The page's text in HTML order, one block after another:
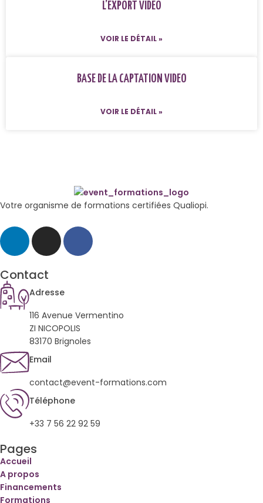
L’EXPORT VIDEO
VOIR LE DÉTAIL »
BASE DE LA CAPTATION VIDEO
VOIR LE DÉTAIL »
Votre organisme de formations certifiées Qualiopi.
Contact
Adresse
116 Avenue Vermentino
ZI NICOPOLIS
83170 Brignoles
Email
contact@event-formations.com
Téléphone
+33 7 56 22 92 59
Pages
Accueil
A propos
Financements
Formations